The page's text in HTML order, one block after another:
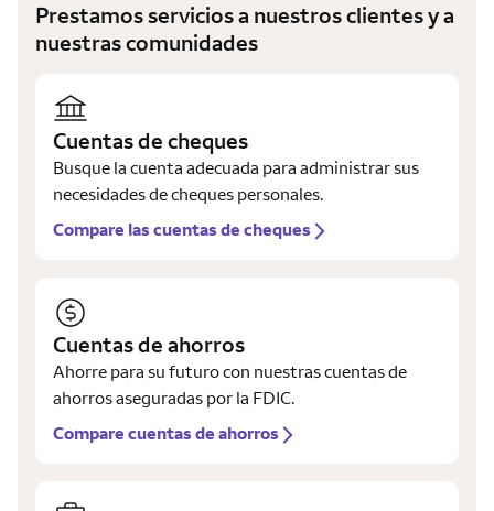
Prestamos servicios a nuestros clientes y a
nuestras comunidades
Cuentas de cheques
Busque la cuenta adecuada para administrar sus
necesidades de cheques personales.
Compare las cuentas de cheques
Cuentas de ahorros
Ahorre para su futuro con nuestras cuentas de
ahorros aseguradas por la FDIC.
Compare cuentas de ahorros